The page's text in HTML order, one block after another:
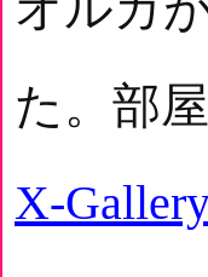
た。部
X-